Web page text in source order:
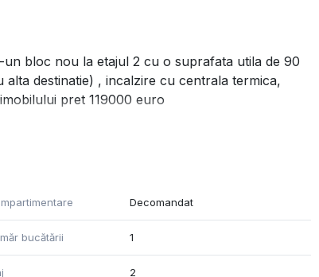
bloc nou la etajul 2 cu o suprafata utila de 90
destinatie) , incalzire cu centrala termica,
pret 119000 euro
Decomandat
bucătării 1
2